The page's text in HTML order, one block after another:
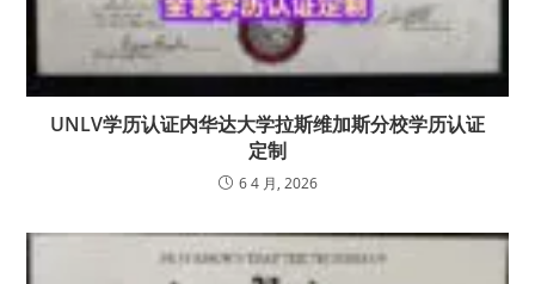
UNLV学历认证内华达大学拉斯维加斯分校学历认证
定制
6 4 月, 2026